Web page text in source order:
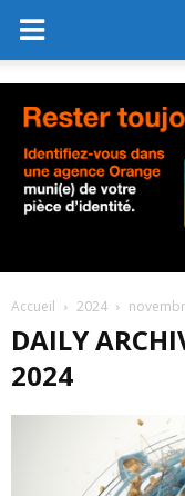
Accueil 2024
DAILY
2024